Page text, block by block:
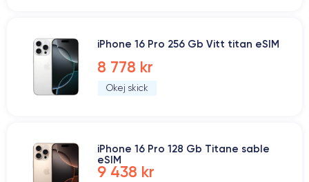
iPhone 16 Pro 256 Gb Vitt titan eSIM
8 778 kr
Okej skick
iPhone 16 Pro 128 Gb Titane sable
eSIM
9 438 kr